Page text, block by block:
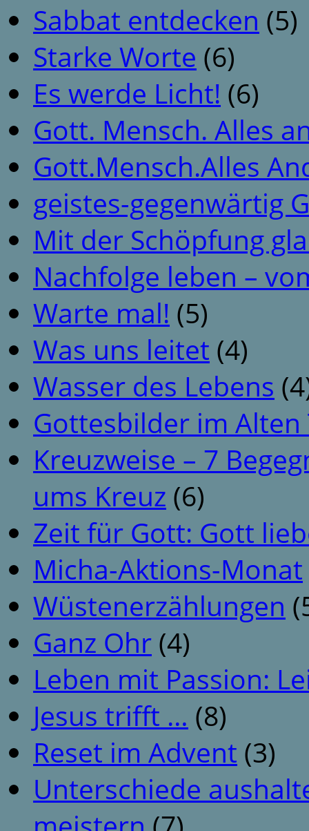
Sabbat entdecken (5)
Starke Worte (6)
Es werde Licht! (6)
Gott. Mensch. Alles
Gott.Mensch.Alles
geistes-gegenwärtig
Mit der Schöpfung
Nachfolge leben –
Warte mal! (5)
Was uns leitet (4)
Wasser des Lebens
Gottesbilder im
Kreuzweise – 7
ums Kreuz (6)
Zeit für Gott: Gott
Micha-Aktions-Monat
Wüstenerzählungen
Ganz Ohr (4)
Leben mit Passion:
Jesus trifft … (8)
Reset im Advent (3)
Unterschiede